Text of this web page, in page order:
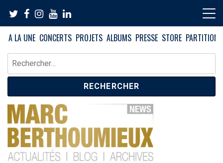
content
A LA UNE CONCERTS PROJETS ALBUMS PRESSE STORE PARTITIONS
Rechercher :